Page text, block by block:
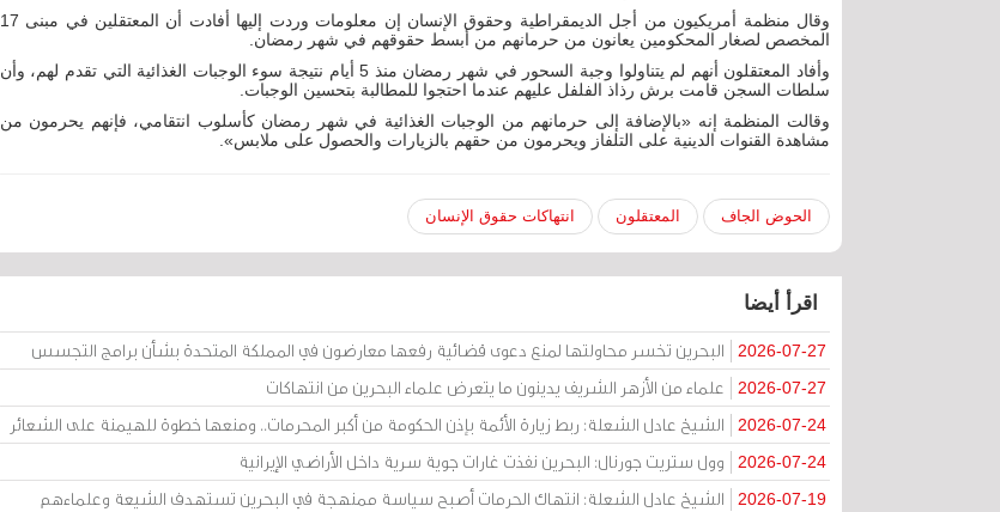
وقال منظمة أمريكيون من أجل الديمقراطية وحقوق الإنسان إن معلومات وردت إليها أفادت أن المعتقلين في مبنى 17
المخصص لصغار المحكومين يعانون من حرمانهم من أبسط حقوقهم في شهر رمضان.
وأفاد المعتقلون أنهم لم يتناولوا وجبة السحور في شهر رمضان منذ 5 أيام نتيجة سوء الوجبات الغذائية التي تقدم لهم، وأن
سلطات السجن قامت برش رذاذ الفلفل عليهم عندما احتجوا للمطالبة بتحسين الوجبات.
وقالت المنظمة إنه «بالإضافة إلى حرمانهم من الوجبات الغذائية في شهر رمضان كأسلوب انتقامي، فإنهم يحرمون من
مشاهدة القنوات الدينية على التلفاز ويحرمون من حقهم بالزيارات والحصول على ملابس».
الحوض الجاف المعتقلون انتهاكات حقوق الإنسان
اقرأ أيضا
2026-07-27 البحرين تخسر محاولتها لمنع دعوى قضائية رفعها معارضون في المملكة المتحدة بشأن برامج التجسس
2026-07-27 علماء من الأزهر الشريف يدينون ما يتعرض علماء البحرين من انتهاكات
2026-07-24 الشيخ عادل الشعلة: ربط زيارة الأئمة بإذن الحكومة من أكبر المحرمات.. ومنعها خطوة للهيمنة على الشعائر
2026-07-24 وول ستريت جورنال: البحرين نفذت غارات جوية سرية داخل الأراضي الإيرانية
2026-07-19 الشيخ عادل الشعلة: انتهاك الحرمات أصبح سياسة ممنهجة في البحرين تستهدف الشيعة وعلماءهم